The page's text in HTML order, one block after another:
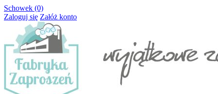
Schowek (0)
Zaloguj się Załóż konto